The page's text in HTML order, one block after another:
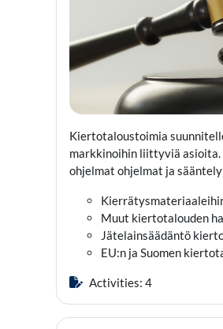
Kiertotaloustoimia
markkinoihin liittyviä asioita.
ohjelmat ohjelmat ja
Muut kiertotalouden
Jätelainsäädäntö
EU:n ja Suomen
Activities: 4